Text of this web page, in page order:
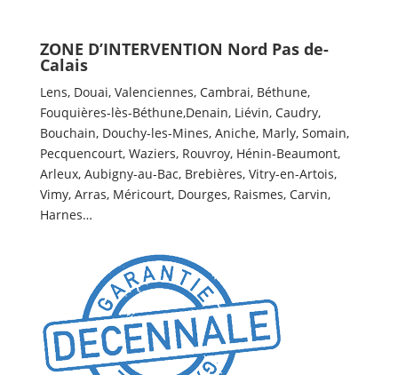
ZONE D’INTERVENTION Nord Pas de-
Calais
Lens, Douai, Valenciennes, Cambrai, Béthune,
Fouquières-lès-Béthune,Denain, Liévin, Caudry,
Bouchain, Douchy-les-Mines, Aniche, Marly, Somain,
Pecquencourt, Waziers, Rouvroy, Hénin-Beaumont,
Arleux, Aubigny-au-Bac, Brebières, Vitry-en-Artois,
Vimy, Arras, Méricourt, Dourges, Raismes, Carvin,
Harnes…